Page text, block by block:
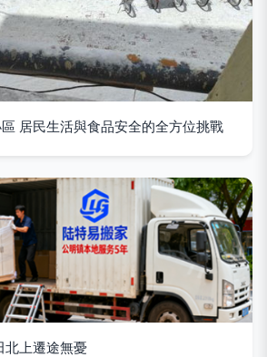
居民生活與食品安全的全方位挑戰
北上遷途無憂